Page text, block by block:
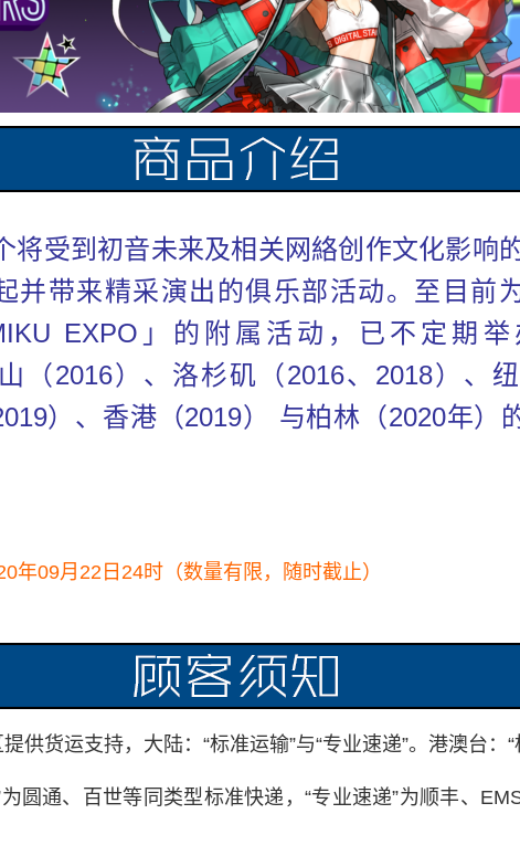
将受到初音未来及相关网絡创作文化影响
并带来精采演出的俱乐部活动。至目前
EXPO」的附属活动，已不定期举
（2016）、洛杉矶（2016、2018）、纽
）、香港（2019） 与柏林（2020年）
年09月22日24时（数量有限，随时截止）
供货运支持，大陆：“标准运输”与“专业速递”。港澳台：“
圆通、百世等同类型标准快递，“专业速递”为顺丰、